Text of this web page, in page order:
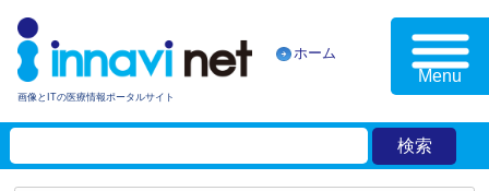
画像とITの医療情報ポータルサイト
ホーム
Menu